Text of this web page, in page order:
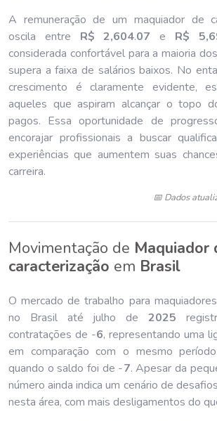
A remuneração de um maquiador de
oscila entre R$ 2,604.07 e R$
considerada confortável para a maioria
supera a faixa de salários baixos. No
crescimento é claramente evidente,
aqueles que aspiram alcançar o topo
pagos. Essa oportunidade de
encorajar profissionais a buscar
experiências que aumentem suas
carreira.
📅 Dados
Movimentação de Maquiador
caracterização em Brasil
O mercado de trabalho para
no Brasil até julho de 2025
contratações de -6, representando uma
em comparação com o mesmo
quando o saldo foi de -7. Apesar da
número ainda indica um cenário de
nesta área, com mais desligamentos do